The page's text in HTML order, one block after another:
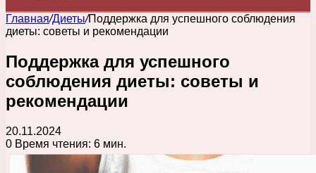
Главная/Диеты/Поддержка для успешного соблюдения
диеты: советы и рекомендации
Поддержка для успешного
соблюдения диеты: советы и
рекомендации
20.11.2024
0 Время чтения: 6 мин.